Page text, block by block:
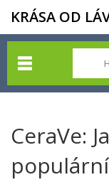
KRÁSA OD
CeraVe: